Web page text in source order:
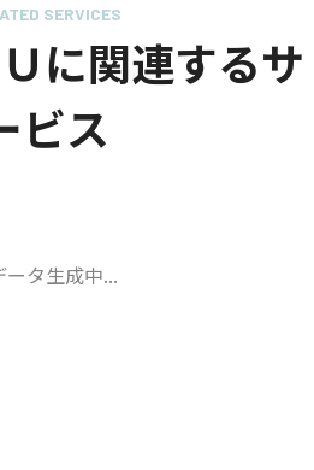
SERVICES
に関連するサ
ビス
ータ生成中...